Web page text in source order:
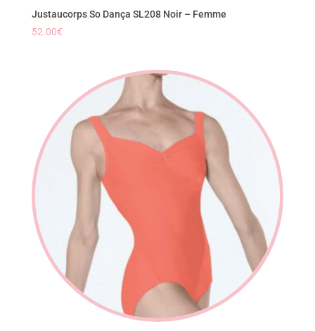
Justaucorps So Dança SL208 Noir – Femme
52.00€